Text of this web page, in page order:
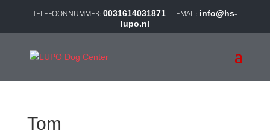
0031614031871
info@hs-
lupo.nl
Tom